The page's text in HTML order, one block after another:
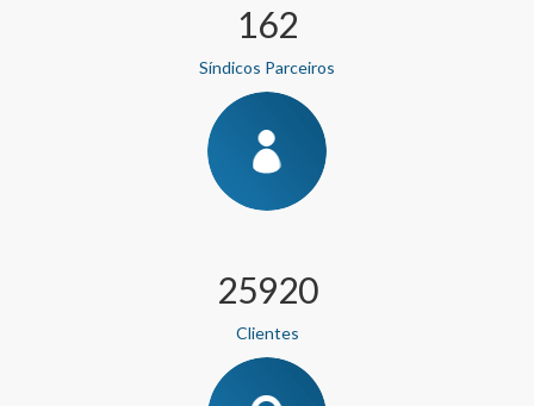
162
Síndicos Parceiros
25920
Clientes